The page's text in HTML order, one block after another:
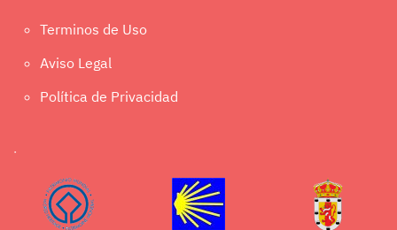
Terminos de Uso
Aviso Legal
Política de Privacidad
.